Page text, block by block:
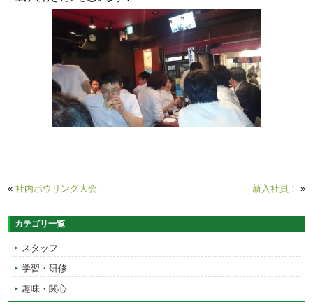
«社内ボウリング大会 新入社員！ »
カテゴリ一覧
スタッフ
学習・研修
趣味・関心